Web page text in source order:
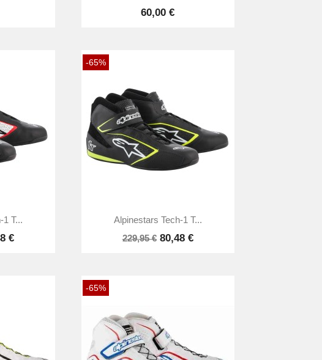
60,00 €
1 T...
€
-65%
Aperçu rapide
Alpinestars Tech-1 T...
229,95 € 80,48 €
-65%